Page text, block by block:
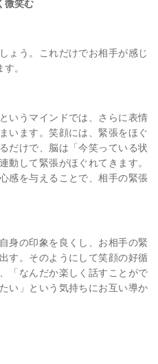
微笑む
ょう。これだけでお相手が感じ
。
いうマインドでは、さらに表情
います。笑顔には、緊張をほぐ
だけで、脳は「今笑っている状
動して緊張がほぐれてきます。
感を与えることで、相手の緊張
身の印象を良くし、お相手の緊
す。そのようにして笑顔の好循
「なんだか楽しく話すことがで
い」という気持ちにお互い導か